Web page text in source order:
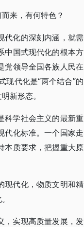
来，有何特色？
代化的深刻内涵，就需
中国式现代化的根本方
党领导全国各族人民在
现代化是“两个结合”的
新形态。
科学社会主义的最新重
代化标准。一个国家走
本质要求，把握重大原
现代化，物质文明和精
，实现高质量发展，发